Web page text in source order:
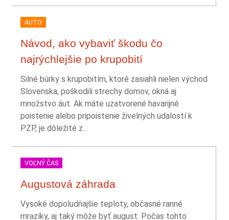
AUTO
Návod, ako vybaviť škodu čo
najrýchlejšie po krupobití
Silné búrky s krupobitím, ktoré zasiahli nielen východ
Slovenska, poškodili strechy domov, okná aj
množstvo áut. Ak máte uzatvorené havarijné
poistenie alebo pripoistenie živelných udalostí k
PZP, je dôležité z...
VOĽNÝ ČAS
Augustová záhrada
Vysoké dopoludňajšie teploty, občasné ranné
mrazíky, aj taký môže byť august. Počas tohto